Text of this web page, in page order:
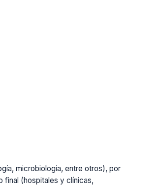
microbiología, entre otros), por
final (hospitales y clínicas,